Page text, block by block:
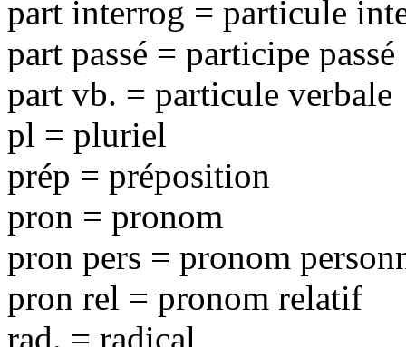
part interrog = particule
part passé = participe passé
part vb. = particule verbale
pl = pluriel
prép = préposition
pron = pronom
pron pers = pronom
pron rel = pronom relatif
rad. = radical